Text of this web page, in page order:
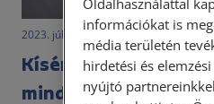
2023. július 20. • LegitiMoadmin
Kísérlet vagy
mindegy
információkat is
média területén
hirdetési és
nyújtó